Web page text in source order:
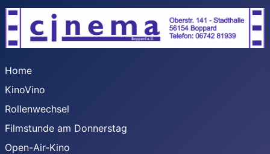
Home
KinoVino
Rollenwechsel
Filmstunde am Donnerstag
Open-Air-Kino